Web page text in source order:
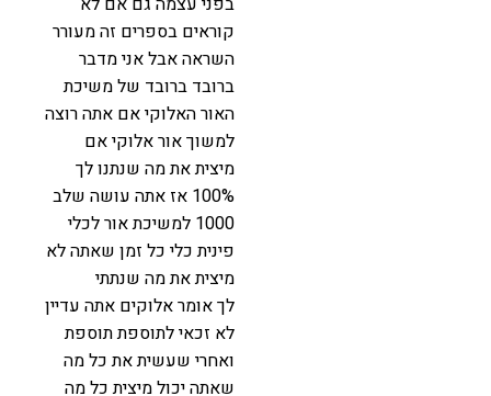
קוראים בספרים זה מעורר
השראה אבל אני מדבר
ברובד ברובד של משיכת
האור האלוקי אם אתה רוצה
למשוך אור אלוקי אם
מיצית את מה שנתנו לך
100% אז אתה עושה שלב
1000 למשיכת אור לכלי
פינית כלי כל זמן שאתה לא
מיצית את מה שנתתי
לך אומר אלוקים אתה עדיין
לא זכאי לתוספת תוספת
ואחרי שעשית את כל מה
שאתה יכול מיצית כל מה